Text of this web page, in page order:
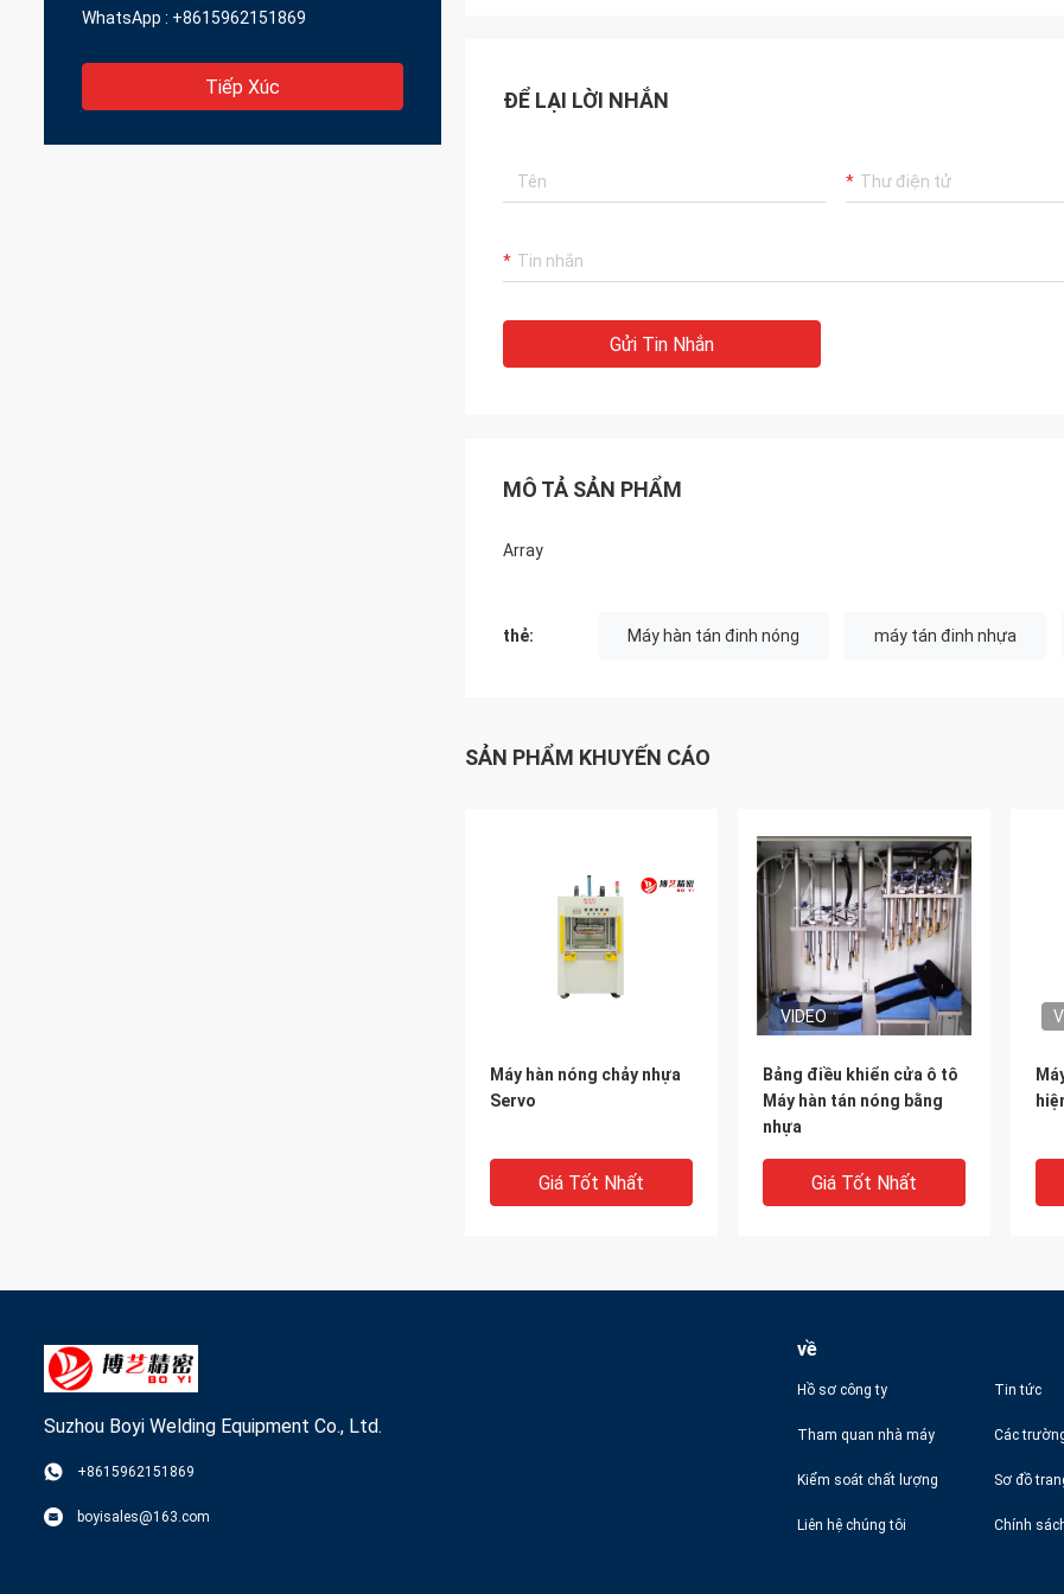
WhatsApp : +8615962151869
Tiếp Xúc
ĐỂ LẠI LỜI NHẮN
Gửi Tin Nhắn
MÔ TẢ SẢN PHẨM
Array
thẻ: Máy hàn tán đinh nóng máy tán đinh nhựa
SẢN PHẨM KHUYẾN CÁO
Máy hàn nóng chảy nhựa
Servo
Giá Tốt Nhất
VIDEO
Bảng điều khiển cửa ô tô
Máy hàn tán nóng bằng
nhựa
Giá Tốt Nhất
Máy tán đinh nóng chảy
Suzhou Boyi Welding Equipment Co., Ltd.
+8615962151869
boyisales@163.com
về
Hồ sơ công ty
Tham quan nhà máy
Kiểm soát chất lượng
Liên hệ chúng tôi
Tin tức
Các
Sơ đồ
Chính